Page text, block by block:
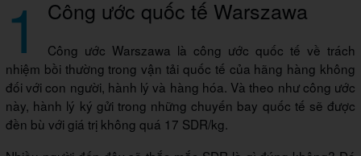
1 Công ước quốc tế Warszawa
Công ước Warszawa là công ước quốc tế về trách
nhiệm bồi thường trong vận tải quốc tế của hãng hàng không
đối với con người, hành lý và hàng hóa. Và theo như công ước
này, hành lý ký gửi trong những chuyến bay quốc tế sẽ được
đền bù với giá trị không quá 17 SDR/kg.